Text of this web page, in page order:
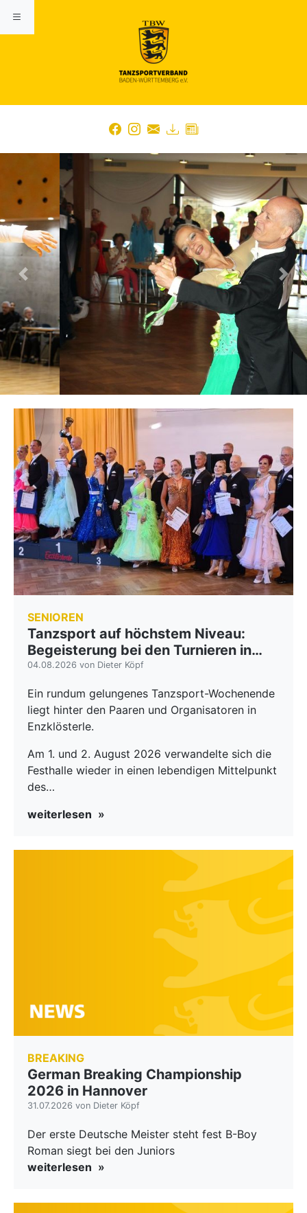
Previous Next
SENIOREN
Tanzsport auf höchstem Niveau:
Begeisterung bei den Turnieren in…
04.08.2026 von Dieter Köpf
Ein rundum gelungenes Tanzsport-Wochenende
liegt hinter den Paaren und Organisatoren in
Enzklösterle.
Am 1. und 2. August 2026 verwandelte sich die
Festhalle wieder in einen lebendigen Mittelpunkt
des…
weiterlesen
BREAKING
German Breaking Championship
2026 in Hannover
31.07.2026 von Dieter Köpf
Der erste Deutsche Meister steht fest B-Boy
Roman siegt bei den Juniors
weiterlesen